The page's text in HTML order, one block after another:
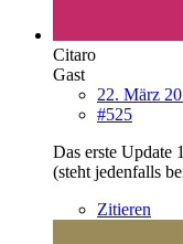
Citaro
Gast
22. März
#525
Das erste Update
(steht jedenfalls
Zitieren